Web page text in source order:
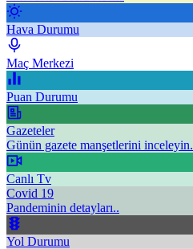
Hava Durumu
Maç Merkezi
Puan Durumu
Gazeteler
Günün gazete manşetlerini inceleyin.
Canlı Tv
Covid 19
Pandeminin detayları..
Yol Durumu